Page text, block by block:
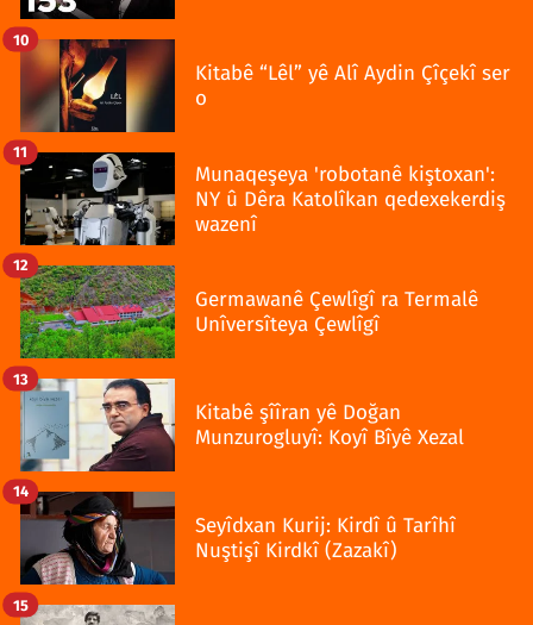
Kitabê “Lêl” yê Alî Aydin Çîçekî ser
o
10
Munaqeşeya 'robotanê kiştoxan':
NY û Dêra Katolîkan qedexekerdiş
wazenî
11
Germawanê Çewlîgî ra Termalê
Unîversîteya Çewlîgî
12
Kitabê şîîran yê Doğan
Munzurogluyî: Koyî Bîyê Xezal
13
Seyîdxan Kurij: Kirdî û Tarîhî
Nuştişî Kirdkî (Zazakî)
14
15